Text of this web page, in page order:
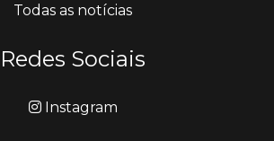
Todas as notícias
Redes Sociais
Instagram